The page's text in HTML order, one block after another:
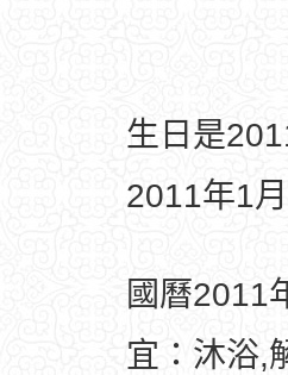
生日是
2011年1
國曆2011
宜：沐浴,